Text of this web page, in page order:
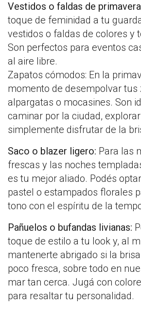
Vestidos o faldas de
toque de feminidad a tu
vestidos o faldas de colores y
Son perfectos para eventos
al aire libre.
Zapatos cómodos: En la
momento de desempolvar tus
alpargatas o mocasines. Son
caminar por la ciudad,
simplemente disfrutar de la
Saco o blazer ligero: Para las
frescas y las noches
es tu mejor aliado. Podés
pastel o estampados florales
tono con el espíritu de la
Pañuelos o bufandas livianas:
toque de estilo a tu look y, al
mantenerte abrigado si la
poco fresca, sobre todo en
mar tan cerca. Jugá con
para resaltar tu personalidad.